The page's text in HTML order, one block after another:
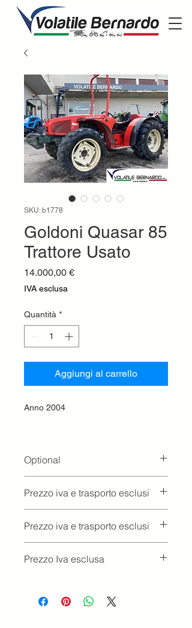
SKU: b1778
Goldoni Quasar 85
Trattore Usato
14.000,00 €Prezzo
IVA esclusa
Quantità *
Aggiungi al carrello
Anno 2004
Optional
Prezzo iva e trasporto esclusi
Prezzo iva e trasporto esclusi
Prezzo Iva esclusa